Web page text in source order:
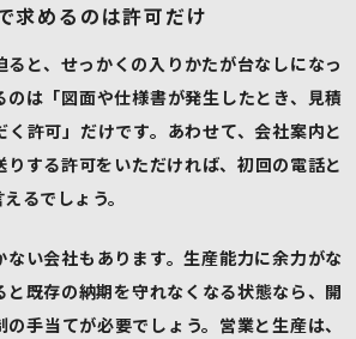
求めるのは許可だけ
と、せっかくの入りかたが台なしになっ
のは「図面や仕様書が発生したとき、見積
く許可」だけです。あわせて、会社案内と
する許可をいただければ、初回の電話と
るでしょう。
ない会社もあります。生産能力に余力がな
と既存の納期を守れなくなる状態なら、開
手当てが必要でしょう。営業と生産は、